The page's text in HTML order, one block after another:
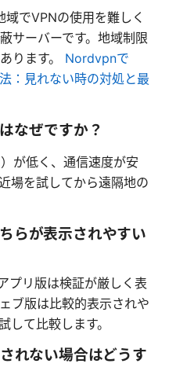
でVPNの使用を難しく
サーバーです。地域制限
ります。 Nordvpnで
：見れない時の対処と最
なぜですか？
が低く、通信速度が安
場を試してから遠隔地の
らが表示されやすい
プリ版は検証が厳しく表
ブ版は比較的表示されや
して比較します。
れない場合はどうす